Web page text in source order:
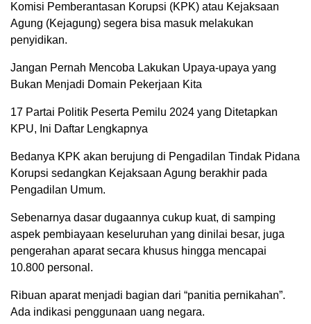
Komisi Pemberantasan Korupsi (KPK) atau Kejaksaan
Agung (Kejagung) segera bisa masuk melakukan
penyidikan.
Jangan Pernah Mencoba Lakukan Upaya-upaya yang
Bukan Menjadi Domain Pekerjaan Kita
17 Partai Politik Peserta Pemilu 2024 yang Ditetapkan
KPU, Ini Daftar Lengkapnya
Bedanya KPK akan berujung di Pengadilan Tindak Pidana
Korupsi sedangkan Kejaksaan Agung berakhir pada
Pengadilan Umum.
Sebenarnya dasar dugaannya cukup kuat, di samping
aspek pembiayaan keseluruhan yang dinilai besar, juga
pengerahan aparat secara khusus hingga mencapai
10.800 personal.
Ribuan aparat menjadi bagian dari “panitia pernikahan”.
Ada indikasi penggunaan uang negara.